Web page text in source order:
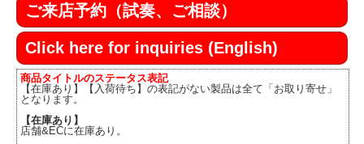
ご来店予約（試奏、ご相談）
Click here for inquiries (English)
商品タイトルのステータス表記
【在庫あり】【入荷待ち】の表記がない製品は全て「お取り寄せ」
となります。
【在庫あり】
店舗&ECに在庫あり。